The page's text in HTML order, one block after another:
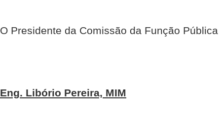
O Presidente da Comissão da Função Pública
Eng. Libório Pereira, MIM